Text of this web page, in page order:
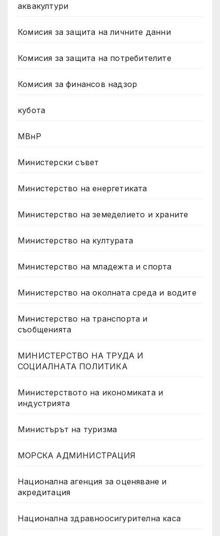
аквакултури
Комисия за защита на личните данни
Комисия за защита на потребителите
Комисия за финансов надзор
кубота
МВнР
Министерски съвет
Министерство на енергетиката
Министерство на земеделието и храните
Министерство на културата
Министерство на младежта и спорта
Министерство на околната среда и водите
Министерство на транспорта и
съобщенията
МИНИСТЕРСТВО НА ТРУДА И
СОЦИАЛНАТА ПОЛИТИКА
Министерството на икономиката и
индустрията
Министърът на туризма
МОРСКА АДМИНИСТРАЦИЯ
Национална агенция за оценяване и
акредитация
Национална здравноосигурителна каса